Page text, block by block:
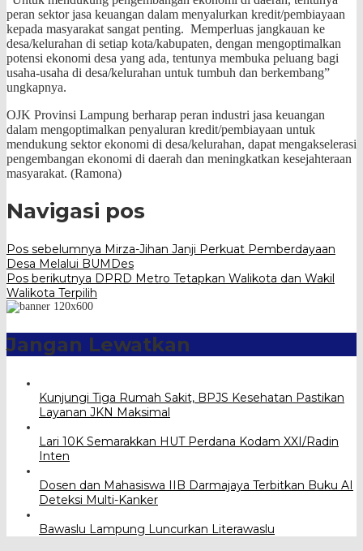
peran sektor jasa keuangan dalam menyalurkan kredit/pembiayaan
kepada masyarakat sangat penting. Memperluas jangkauan ke
desa/kelurahan di setiap kota/kabupaten, dengan mengoptimalkan
potensi ekonomi desa yang ada, tentunya membuka peluang bagi
usaha-usaha di desa/kelurahan untuk tumbuh dan berkembang”
ungkapnya.
OJK Provinsi Lampung berharap peran industri jasa keuangan
dalam mengoptimalkan penyaluran kredit/pembiayaan untuk
mendukung sektor ekonomi di desa/kelurahan, dapat mengakselerasi
pengembangan ekonomi di daerah dan meningkatkan kesejahteraan
masyarakat. (Ramona)
Navigasi pos
Pos sebelumnya Mirza-Jihan Janji Perkuat Pemberdayaan
Desa Melalui BUMDes
Pos berikutnya DPRD Metro Tetapkan Walikota dan Wakil
Walikota Terpilih
Jangan Lewatkan
Kunjungi Tiga Rumah Sakit, BPJS Kesehatan Pastikan
Layanan JKN Maksimal
Lari 10K Semarakkan HUT Perdana Kodam XXI/Radin
Inten
Dosen dan Mahasiswa IIB Darmajaya Terbitkan Buku AI
Deteksi Multi-Kanker
Bawaslu Lampung Luncurkan Literawaslu